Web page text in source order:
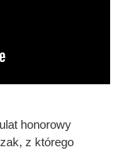
honorowy
z którego